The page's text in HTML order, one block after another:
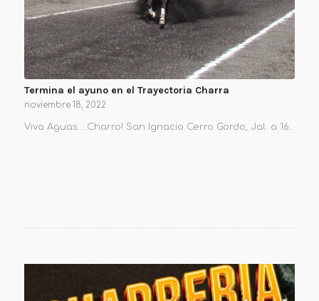
Termina el ayuno en el Trayectoria Charra
noviembre 18, 2022
Viva Aguas…..Charro! San Ignacio Cerro Gordo, Jal. a 16…